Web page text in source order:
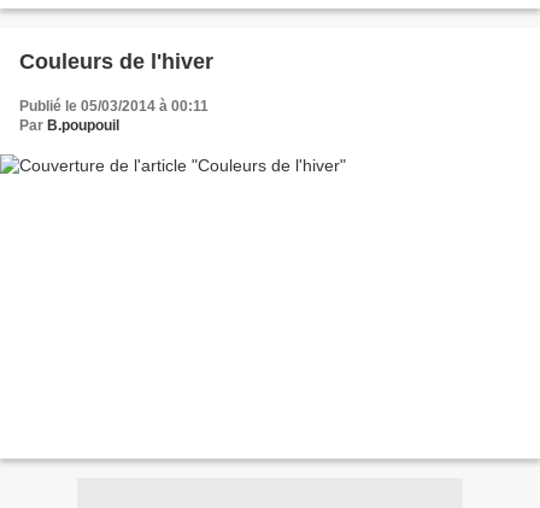
Couleurs de l'hiver
Publié le 05/03/2014 à 00:11
Par B.poupouil